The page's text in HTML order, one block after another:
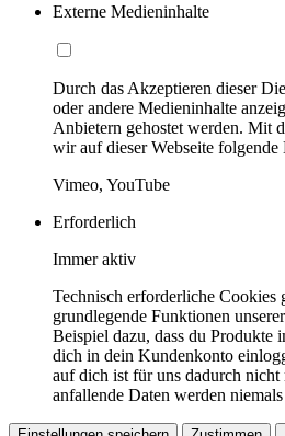
Externe Medieninhalte
Durch das Akzeptieren dieser
oder andere Medieninhalte
Anbietern gehostet werden. Mit
wir auf dieser Webseite folgende
Vimeo, YouTube
Erforderlich
Immer aktiv
Technisch erforderliche Cookies
grundlegende Funktionen
Beispiel dazu, dass du Produkte
dich in dein Kundenkonto
auf dich ist für uns dadurch
anfallende Daten werden